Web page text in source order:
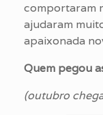
comportaram
ajudaram
apaixonada
Quem pegou
(outubro